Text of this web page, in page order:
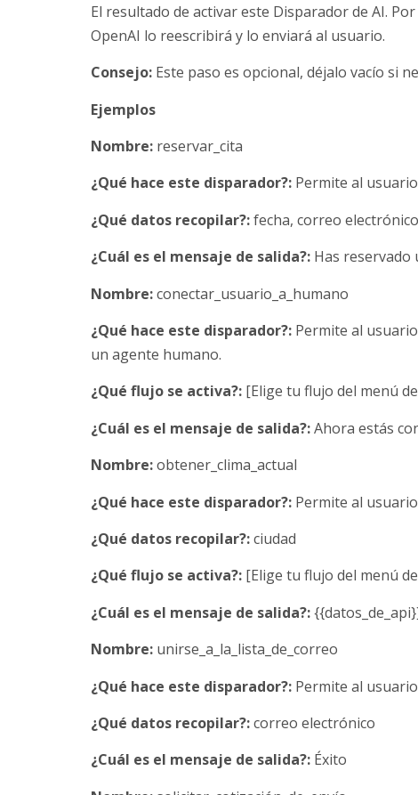
El resultado de activar este Disparador de AI.
OpenAI lo reescribirá y lo enviará al usuario.
Consejo: Este paso es opcional, déjalo vacío si
Ejemplos
Nombre: reservar_cita
¿Qué hace este disparador?: Permite al
¿Qué datos recopilar?:fecha, correo
¿Cuál es el mensaje de salida?: Has reservado
Nombre:conectar_usuario_a_humano
¿Qué hace este disparador?: Permite al
un agente humano.
¿Qué flujo se activa?: [Elige tu flujo del menú
¿Cuál es el mensaje de salida?:Ahora estás
Nombre:obtener_clima_actual
¿Qué hace este disparador?: Permite al
¿Qué datos recopilar?:ciudad
¿Qué flujo se activa?: [Elige tu flujo del menú
¿Cuál es el mensaje de salida?:
Nombre: unirse_a_la_lista_de_correo
¿Qué hace este disparador?: Permite al
¿Qué datos recopilar?:correo electrónico
¿Cuál es el mensaje de salida?: Éxito